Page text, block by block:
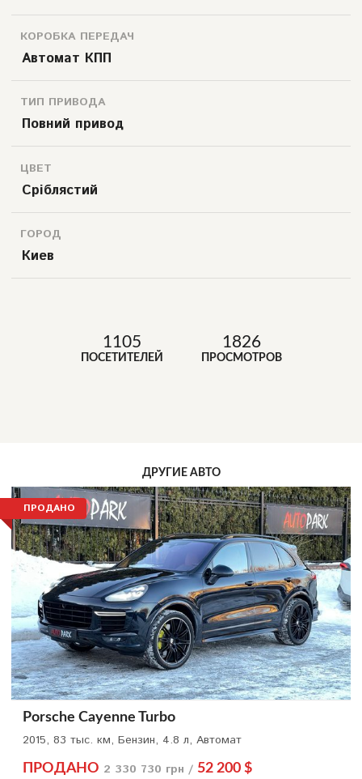
КОРОБКА ПЕРЕДАЧ
Автомат КПП
ТИП ПРИВОДА
Повний привод
ЦВЕТ
Сріблястий
ГОРОД
Киев
1105
ПОСЕТИТЕЛЕЙ
1826
ПРОСМОТРОВ
ДРУГИЕ АВТО
ПРОДАНО
Porsche Cayenne Turbo
2015, 83 тыс. км, Бензин, 4.8 л, Автомат
ПРОДАНО 2 330 730 грн / 52 200 $